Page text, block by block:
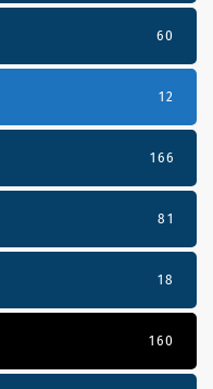
60
12
166
81
18
160